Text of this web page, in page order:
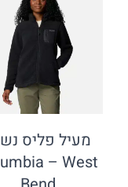
נשים
Columbia